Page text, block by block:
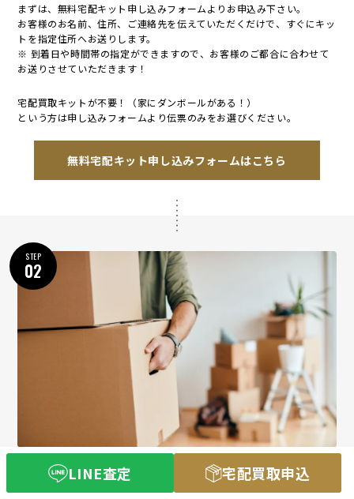
まずは、無料宅配キット申し込みフォームよりお申込み下さい。
お客様のお名前、住所、ご連絡先を伝えていただくだけで、すぐにキッ
トを指定住所へお送りします。
※ 到着日や時間帯の指定ができますので、お客様のご都合に合わせて
お送りさせていただきます！
宅配買取キットが不要！（家にダンボールがある！）
という方は申し込みフォームより伝票のみをお選びください。
無料宅配キット申し込みフォームはこちら
STEP
02
お客様のご自宅まで宅配キットをお届け致します。
あとは売りたいアイテムを入れて送るだけ
LINE査定 宅配買取申込